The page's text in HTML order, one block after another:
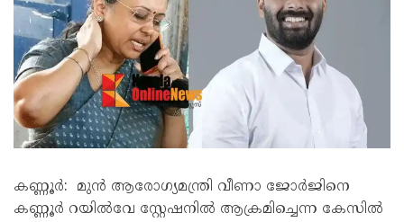
കണ്ണൂർ: മുന്‍ ആരോഗ്യമന്ത്രി വീണാ ജോര്‍ജിനെ
കണ്ണൂർ റയിൽവേ സ്റ്റേഷനിൽ ആക്രമിച്ചെന്ന കേസില്‍